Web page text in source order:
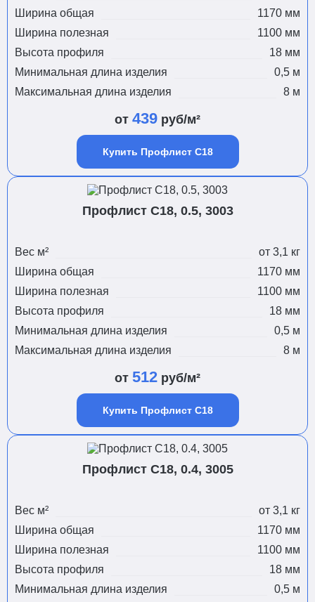
Ширина общая
1170 мм
Ширина полезная
1100 мм
Высота профиля
18 мм
Минимальная длина изделия
0,5 м
Максимальная длина изделия
8 м
от 439 руб/м²
Купить Профлист С18
Профлист С18, 0.5, 3003
Вес м²
от 3,1 кг
Ширина общая
1170 мм
Ширина полезная
1100 мм
Высота профиля
18 мм
Минимальная длина изделия
0,5 м
Максимальная длина изделия
8 м
от 512 руб/м²
Купить Профлист С18
Профлист С18, 0.4, 3005
Вес м²
от 3,1 кг
Ширина общая
1170 мм
Ширина полезная
1100 мм
Высота профиля
18 мм
Минимальная длина изделия
0,5 м